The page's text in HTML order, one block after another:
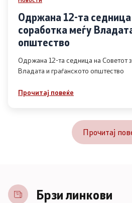
Одржана 12-та седница
соработка меѓу
општество
Одржана 12-та седница на Советот
Владата и граѓанското општество
Прочитај повеќе
Прочитај
Брзи линкови